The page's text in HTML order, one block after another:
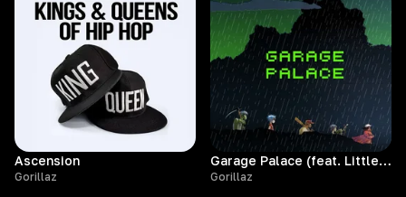
Ascension
Gorillaz
Garage Palace (feat. Little Simz)
Gorillaz